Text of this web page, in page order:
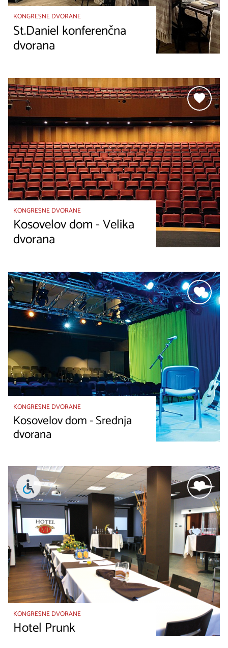
KONGRESNE DVORANE
St.Daniel konferenčna
dvorana
KONGRESNE DVORANE
Kosovelov dom - Velika
dvorana
KONGRESNE DVORANE
Kosovelov dom - Srednja
dvorana
KONGRESNE DVORANE
Hotel Prunk